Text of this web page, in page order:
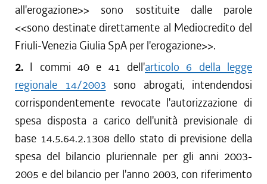
all'erogazione>> sono sostituite dalle parole
<<sono destinate direttamente al Mediocredito del
Friuli-Venezia Giulia SpA per l'erogazione>>.
2. I commi 40 e 41 dell'articolo 6 della legge
regionale 14/2003 sono abrogati, intendendosi
corrispondentemente revocate l'autorizzazione di
spesa disposta a carico dell'unità previsionale di
base 14.5.64.2.1308 dello stato di previsione della
spesa del bilancio pluriennale per gli anni 2003-
2005 e del bilancio per l'anno 2003, con riferimento